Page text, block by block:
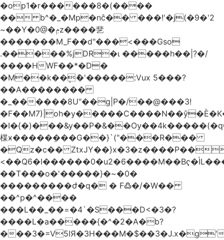
�op1�r������8�(����
�� b^�_�Mp�nĉ�� ���!'�j(�9�'2
~��Y�0@�ݦz����㐟
�������M_F��d"���<���Gso
.�����%jDR�ɩ �����h��|?�/
����HWF��*�D�
�M��k��݄ެ�'�����:Vux 5���?
��A��������
�_������8U"��g|P�/��@���3!
楳ӿ�����ܼ���G��}`("���R���
�Qz�c�� ZtxJY��}x�3�z����P��
��T���o�'�����}�~�0�
���������ժ�q� � F߷�/�W��
��^p�^����
���L��_��=�4`�S���D<�3�?
����L�a�����{�^�2�A�b?
�